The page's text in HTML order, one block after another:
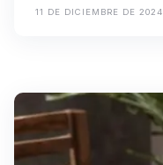
11 DE DICIEMBRE DE 2024